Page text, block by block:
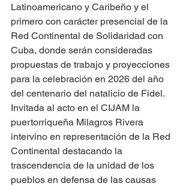
Latinoamericano y Caribeño y el
primero con carácter presencial de la
Red Continental de Solidaridad con
Cuba, donde serán consideradas
propuestas de trabajo y proyecciones
para la celebración en 2026 del año
del centenario del natalicio de Fidel.
Invitada al acto en el CIJAM la
puertorriqueña Milagros Rivera
intervino en representación de la Red
Continental destacando la
trascendencia de la unidad de los
pueblos en defensa de las causas